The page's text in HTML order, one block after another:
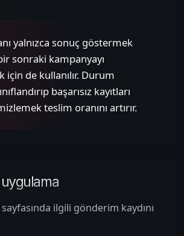
yalnızca sonuç göstermek
sonraki kampanyayı
için de kullanılır. Durum
başarısız kayıtları
teslim oranını artırır.
uygulama
ilgili gönderim kaydını